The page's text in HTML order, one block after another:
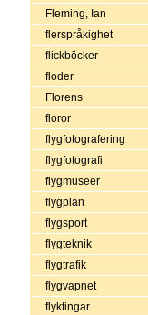
Fleming, Ian
flerspråkighet
flickböcker
floder
Florens
floror
flygfotografering
flygfotografi
flygmuseer
flygplan
flygsport
flygteknik
flygtrafik
flygvapnet
flyktingar